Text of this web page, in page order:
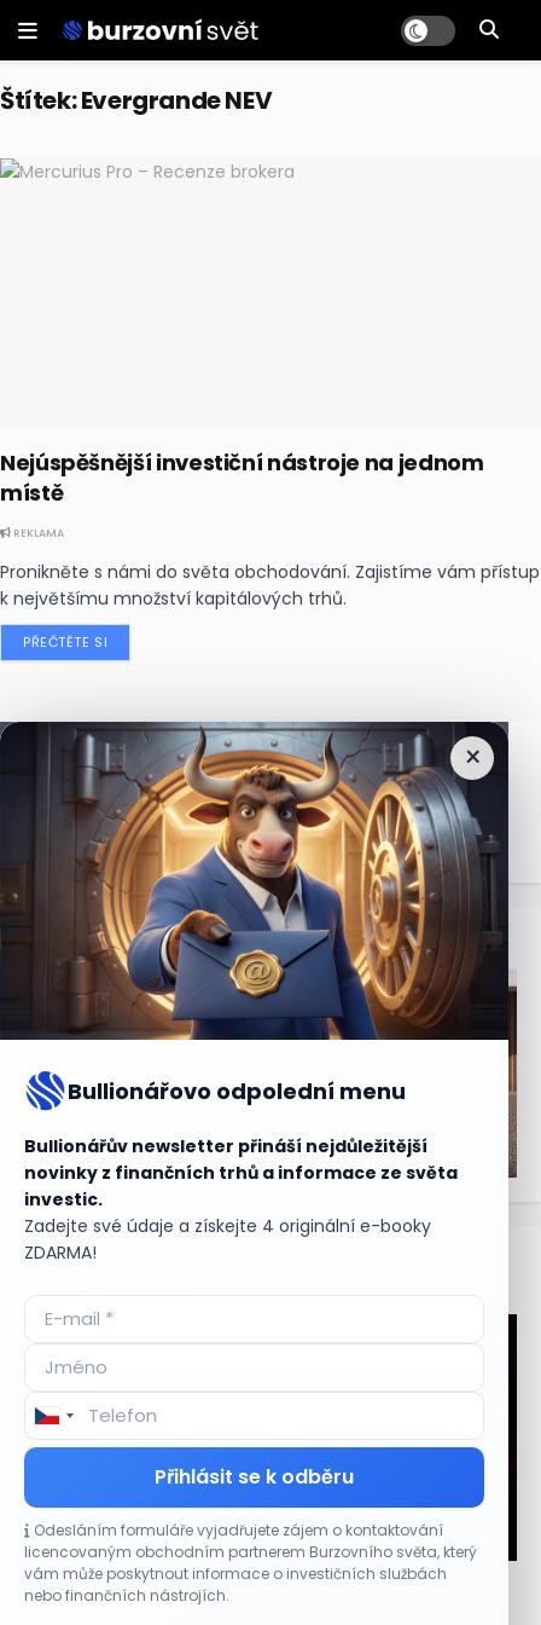
Štítek:Evergrande NEV
Nejúspěšnější investiční nástroje na jednom
místě
REKLAMA
Pronikněte s námi do světa obchodování. Zajistíme vám přístup
k největšímu množství kapitálových trhů.
PŘEČTĚTE SI
×
Bullionářovo odpolední menu
Bullionářův newsletter přináší nejdůležitější
novinky z finančních trhů a informace ze světa
investic.
Zadejte své údaje a získejte 4 originální e-booky
ZDARMA!
Přihlásit se k odběru
Odesláním formuláře vyjadřujete zájem o kontaktování
licencovaným obchodním partnerem Burzovního světa, který
vám může poskytnout informace o investičních službách
nebo finančních nástrojích.
Nejčtenějšízprávy
Aktuální
CO HÝBE TRHEM
Plány Starlinku srazily akcie T-Mobile, AT&T a